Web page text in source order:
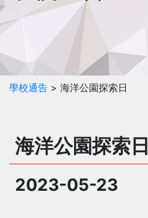
學校通告 > 海洋公園探索日
海洋公園探索日
2023-05-23